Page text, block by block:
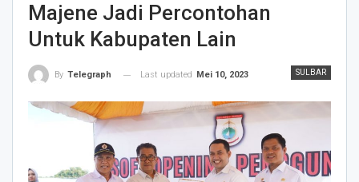
Majene Jadi Percontohan
Untuk Kabupaten Lain
SULBAR
By Telegraph Last updated Mei 10, 2023